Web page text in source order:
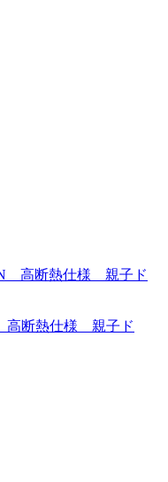
断熱仕様 親子ド